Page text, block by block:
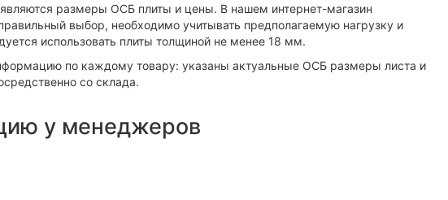
размеры ОСБ плиты и цены. В нашем интернет-магазин
выбор, необходимо учитывать предполагаемую нагрузку и
использовать плиты толщиной не менее 18 мм.
по каждому товару: указаны актуальные ОСБ размеры листа и
со склада.
у менеджеров